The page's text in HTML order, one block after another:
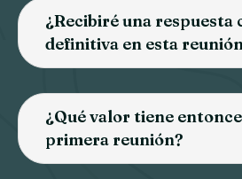
¿Recibiré una respuesta
definitiva en esta
¿Qué valor tiene
primera reunión?